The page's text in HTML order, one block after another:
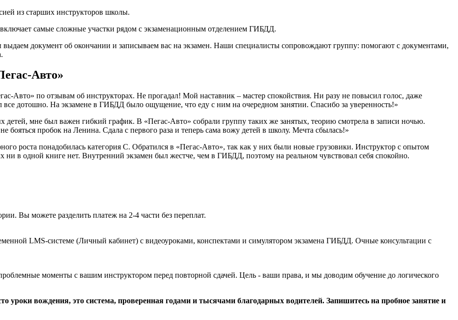
из старших инструкторов школы.
самые сложные участки рядом с экзаменационным отделением ГИБДД.
выдаем документ об окончании и записываем вас на экзамен. Наши специалисты сопровождают группу: помогают с документами,
Авто»
Авто» по отзывам об инструкторах. Не прогадал! Мой наставник – мастер спокойствия. Ни разу не повысил голос, даже
все дотошно. На экзамене в ГИБДД было ощущение, что еду с ним на очередном занятии. Спасибо за уверенность!»
детей, мне был важен гибкий график. В «Пегас-Авто» собрали группу таких же занятых, теорию смотрела в записи ночью.
бояться пробок на Ленина. Сдала с первого раза и теперь сама вожу детей в школу. Мечта сбылась!»
роста понадобилась категория C. Обратился в «Пегас-Авто», так как у них были новые грузовики. Инструктор с опытом
ни в одной книге нет. Внутренний экзамен был жестче, чем в ГИБДД, поэтому на реальном чувствовал себя спокойно.
Вы можете разделить платеж на 2-4 части без переплат.
LMS-системе (Личный кабинет) с видеоуроками, конспектами и симулятором экзамена ГИБДД. Очные консультации с
моменты с вашим инструктором перед повторной сдачей. Цель - ваши права, и мы доводим обучение до логического
уроки вождения, это система, проверенная годами и тысячами благодарных водителей. Запишитесь на пробное занятие и